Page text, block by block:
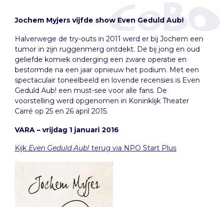
Jochem Myjers vijfde show Even Geduld Aub!
Halverwege de try-outs in 2011 werd er bij Jochem een
tumor in zijn ruggenmerg ontdekt. De bij jong en oud
geliefde komiek onderging een zware operatie en
bestormde na een jaar opnieuw het podium. Met een
spectaculair toneelbeeld en lovende recensies is Even
Geduld Aub! een must-see voor alle fans. De
voorstelling werd opgenomen in Koninklijk Theater
Carré op 25 en 26 april 2015.
VARA – vrijdag 1 januari 2016
Kijk Even Geduld Aub! terug via NPO Start Plus